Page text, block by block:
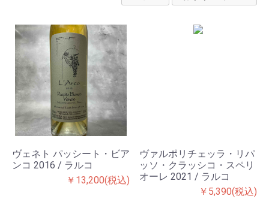
ヴェネト パッシート・ビア
ンコ 2016 / ラルコ
￥13,200(税込)
ヴァルポリチェッラ・リパ
ッソ・クラッシコ・スペリ
オーレ 2021 / ラルコ
￥5,390(税込)